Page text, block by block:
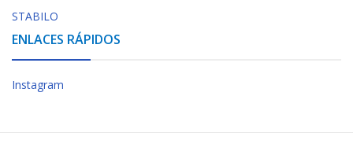
STABILO
ENLACES RÁPIDOS
Instagram